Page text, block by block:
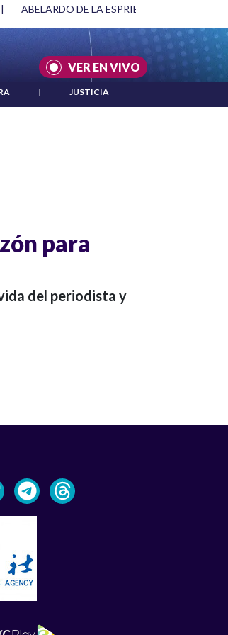
| ABELARDO DE LA ESPRIELLA Y DMG
VER EN VIVO
| JUSTICIA
para
del periodista y